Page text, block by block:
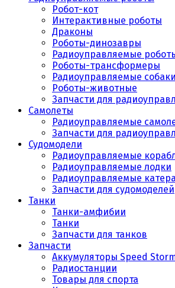
Робот-кот
Интерактивные роботы
Драконы
Роботы-динозавры
Радиоуправляемые
Роботы-трансформеры
Радиоуправляемые
Роботы-животные
Запчасти для
Самолеты
Радиоуправляемые
Запчасти для
Судомодели
Радиоуправляемые
Радиоуправляемые лодки
Радиоуправляемые
Запчасти для судомоделей
Танки
Танки-амфибии
Танки
Запчасти для танков
Запчасти
Аккумуляторы Speed
Радиостанции
Товары для спорта